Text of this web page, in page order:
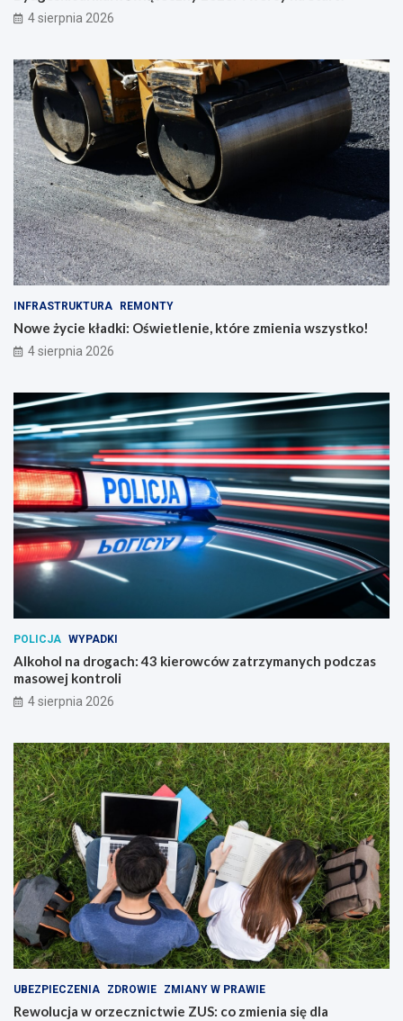
4 sierpnia 2026
INFRASTRUKTURA REMONTY
Nowe życie kładki: Oświetlenie, które zmienia wszystko!
4 sierpnia 2026
POLICJA WYPADKI
Alkohol na drogach: 43 kierowców zatrzymanych podczas
masowej kontroli
4 sierpnia 2026
UBEZPIECZENIA ZDROWIE ZMIANY W PRAWIE
Rewolucja w orzecznictwie ZUS: co zmienia się dla